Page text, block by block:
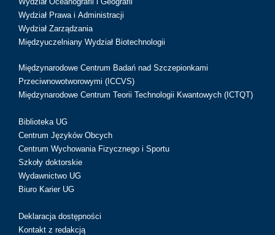
Wydział Prawa i Administracji
Wydział Zarządzania
Międzyuczelniany Wydział Biotechnologii
Międzynarodowe Centrum Badań nad Szczepionkami
Przeciwnowotworowymi (ICCVS)
Międzynarodowe Centrum Teorii Technologii Kwantowych (ICTQT)
Biblioteka UG
Centrum Języków Obcych
Centrum Wychowania Fizycznego i Sportu
Szkoły doktorskie
Wydawnictwo UG
Biuro Karier UG
Deklaracja dostępności
Kontakt z redakcją